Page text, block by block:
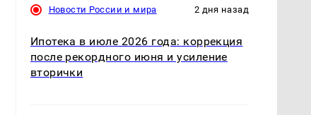
Новости России и мира 2 дня назад
Ипотека в июле 2026 года: коррекция
после рекордного июня и усиление
вторички